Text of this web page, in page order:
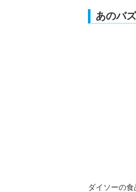
あのバ
ダイソーの